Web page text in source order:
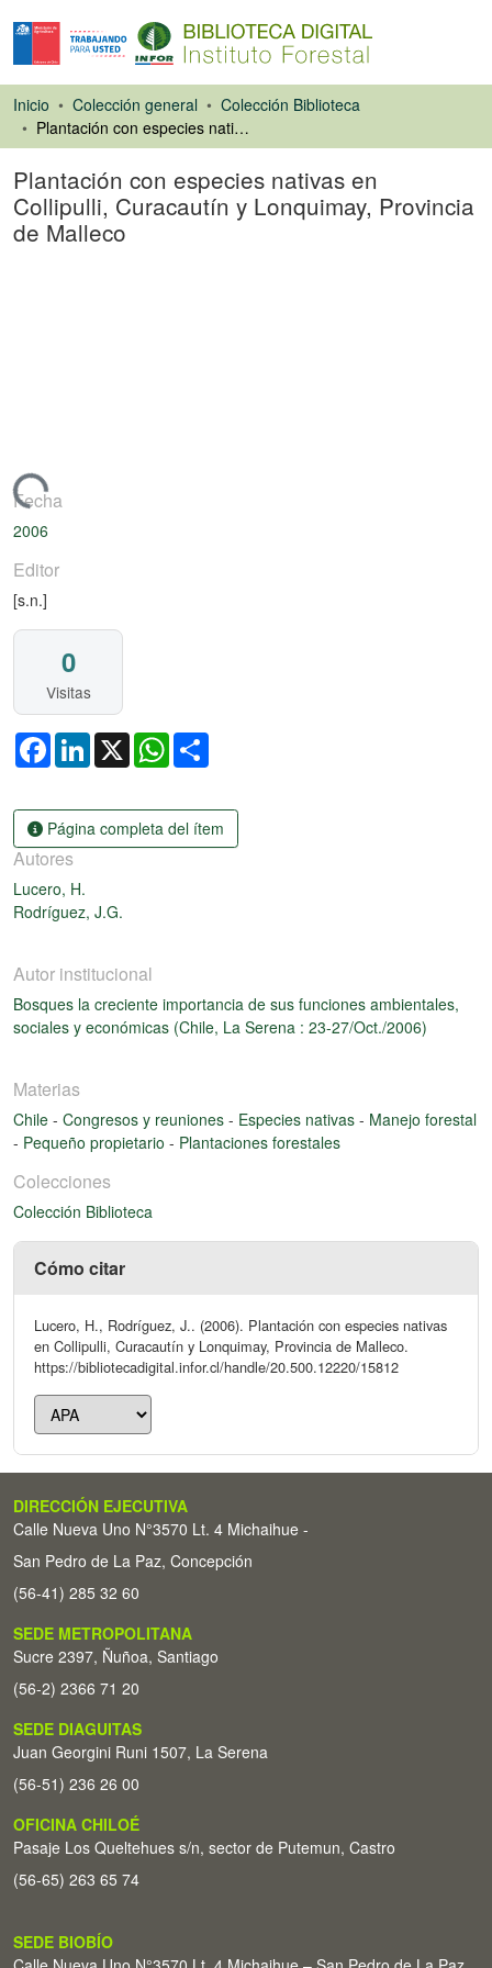
Inicio Colección general
Colección Biblioteca
Plantación con especies nativas en Collipulli, Curacautín y Lonquimay, Provincia de Malleco
Plantación con especies nativas en
Collipulli, Curacautín y Lonquimay, Provincia
de Malleco
Fecha
2006
Editor
[s.n.]
0
Visitas
FacebookLinkedIn
X WhatsApp
Página completa del ítem
Autores
Lucero, H.
Rodríguez, J.G.
Autor institucional
Bosques la creciente importancia de sus funciones ambientales,
sociales y económicas (Chile, La Serena : 23-27/Oct./2006)
Materias
Chile - Congresos y reuniones - Especies nativas - Manejo forestal
- Pequeño propietario - Plantaciones forestales
Colecciones
Colección Biblioteca
Cómo citar
Lucero, H., Rodríguez, J.. (2006). Plantación con especies nativas
en Collipulli, Curacautín y Lonquimay, Provincia de Malleco.
https://bibliotecadigital.infor.cl/handle/20.500.12220/15812
DIRECCIÓN EJECUTIVA
Calle Nueva Uno N°3570 Lt. 4 Michaihue -
San Pedro de La Paz, Concepción
(56-41) 285 32 60
SEDE METROPOLITANA
Sucre 2397, Ñuñoa, Santiago
(56-2) 2366 71 20
SEDE DIAGUITAS
Juan Georgini Runi 1507, La Serena
(56-51) 236 26 00
OFICINA CHILOÉ
Pasaje Los Queltehues s/n, sector de Putemun, Castro
(56-65) 263 65 74
SEDE BIOBÍO